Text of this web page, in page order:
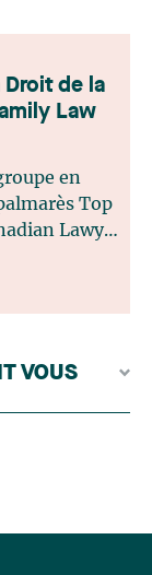
Droit de la
Law
en
Top
Lawyer.
et de
praticiens
de
VOUS